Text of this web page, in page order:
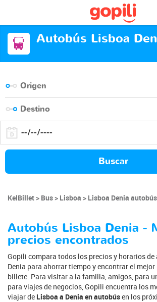
Autobús Lisboa
Buscar
KelBillet Bus Lisboa Lisboa Denia autobús
Autobús Lisboa Denia -
precios encontrados
Gopili compara todos los precios y horarios
Denia para ahorrar tiempo y encontrar el mejor
billete. Para visitar a la familia, amigos, para
para viajes de negocios, Gopili encuentra los
viajar de Lisboa a Denia en autobúsen los